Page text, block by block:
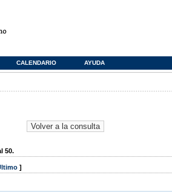
CALENDARIO AYUDA
50.
]